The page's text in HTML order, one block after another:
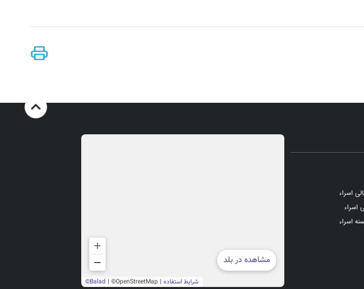
اسراء
اسراء
اسراء